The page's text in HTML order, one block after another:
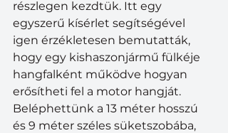
részlegen kezdtük. Itt egy
egyszerű kísérlet segítségével
igen érzékletesen bemutatták,
hogy egy kishaszonjármű fülkéje
hangfalként működve hogyan
erősítheti fel a motor hangját.
Beléphettünk a 13 méter hosszú
és 9 méter széles süketszobába,